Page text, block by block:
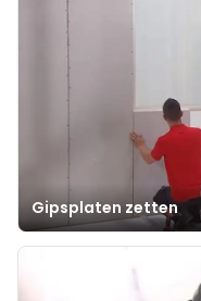
Gipsplaten zetten